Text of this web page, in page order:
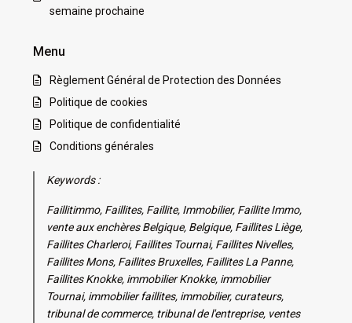
semaine prochaine
Menu
Règlement Général de Protection des Données
Politique de cookies
Politique de confidentialité
Conditions générales
Keywords :
Faillitimmo, Faillites, Faillite, Immobilier, Faillite Immo,
vente aux enchères Belgique, Belgique, Faillites Liège,
Faillites Charleroi, Faillites Tournai, Faillites Nivelles,
Faillites Mons, Faillites Bruxelles, Faillites La Panne,
Faillites Knokke, immobilier Knokke, immobilier
Tournai, immobilier faillites, immobilier, curateurs,
tribunal de commerce, tribunal de l'entreprise, ventes